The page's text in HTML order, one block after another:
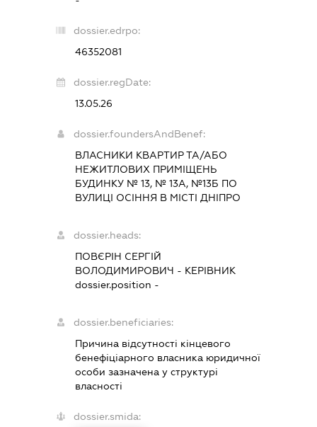
dossier.edrpo:
46352081
dossier.regDate:
13.05.26
dossier.foundersAndBenef:
ВЛАСНИКИ КВАРТИР ТА/АБО
НЕЖИТЛОВИХ ПРИМІЩЕНЬ
БУДИНКУ № 13, № 13А, №13Б ПО
ВУЛИЦІ ОСІННЯ В МІСТІ ДНІПРО
dossier.heads:
ПОВЄРІН СЕРГІЙ
ВОЛОДИМИРОВИЧ - КЕРІВНИК
dossier.position -
dossier.beneficiaries:
Причина відсутності кінцевого
бенефіціарного власника юридичної
особи зазначена у структурі
власності
dossier.smida: